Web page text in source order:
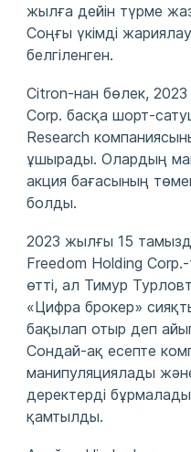
жылға дейін түрме
Соңғы үкімді
белгіленген.
Citron-нан бөлек,
Corp. басқа шорт-
Research
ұшырады. Олардың
акция бағасының
болды.
2023 жылғы 15
Freedom Holding
өтті, ал Тимур
«Цифра брокер»
бақылап отыр деп
Сондай-ақ есепте
манипуляциялады
деректерді
қамтылды.